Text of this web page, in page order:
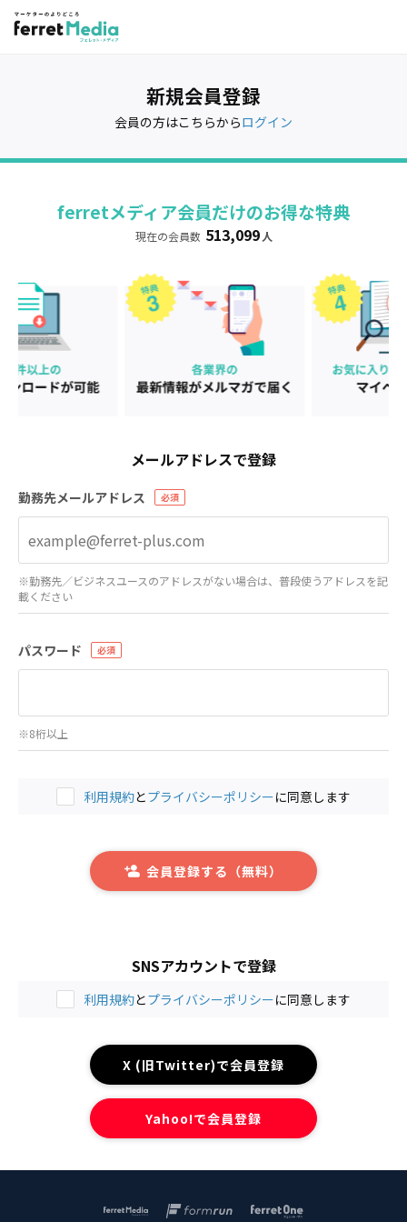
新規会員登録
会員の方はこちらからログイン
ferretメディア会員だけのお得な特典
現在の会員数 513,099 人
SNSアカウントで登録
利用規約とプライバシーポリシーに同意します
X (旧Twitter)で会員登録
Yahoo!で会員登録
メールアドレスで登録
勤務先メールアドレス
※勤務先／ビジネスユースのアドレスがない場合は、普段使うアドレスを記
載ください
パスワード
※8桁以上
利用規約とプライバシーポリシーに同意します
会員登録する（無料）